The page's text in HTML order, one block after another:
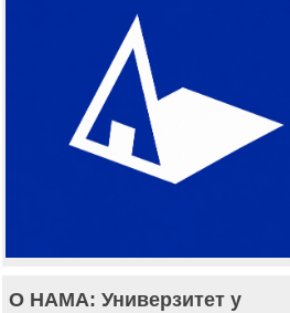
О НАМА: Универзитет у